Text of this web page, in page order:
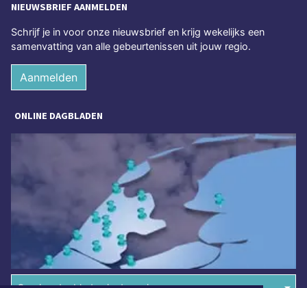
NIEUWSBRIEF AANMELDEN
Schrijf je in voor onze nieuwsbrief en krijg wekelijks een
samenvatting van alle gebeurtenissen uit jouw regio.
Aanmelden
ONLINE DAGBLADEN